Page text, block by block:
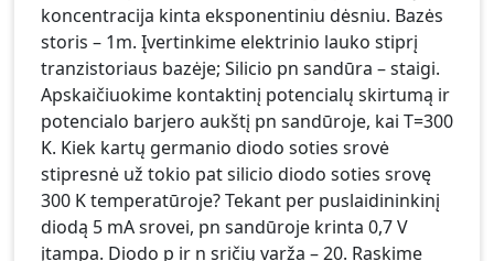
koncentracija kinta eksponentiniu dėsniu. Bazės
storis – 1m. Įvertinkime elektrinio lauko stiprį
tranzistoriaus bazėje; Silicio pn sandūra – staigi.
Apskaičiuokime kontaktinį potencialų skirtumą ir
potencialo barjero aukštį pn sandūroje, kai T=300
K. Kiek kartų germanio diodo soties srovė
stipresnė už tokio pat silicio diodo soties srovę
300 K temperatūroje? Tekant per puslaidininkinį
diodą 5 mA srovei, pn sandūroje krinta 0,7 V
įtampa. Diodo p ir n sričių varža – 20. Raskime